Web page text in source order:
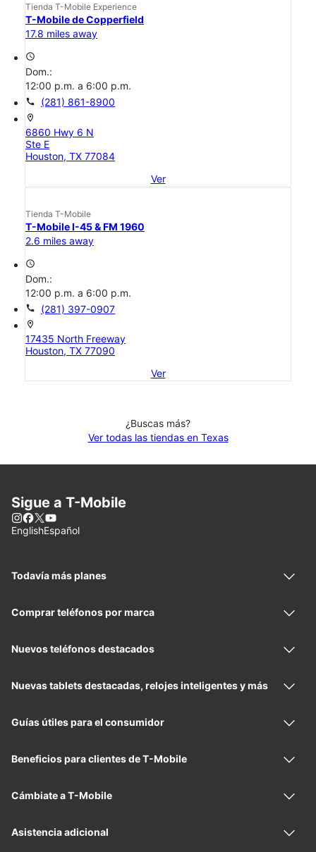
Tienda T-Mobile Experience
T-Mobile de Copperfield
17.8 miles away
access_time
Dom.:
12:00 p.m. a 6:00 p.m.
call (281) 861-8900
location_on
6860 Hwy 6 N
Ste E
Houston, TX 77084
Ver
Tienda T-Mobile
T-Mobile I-45 & FM 1960
2.6 miles away
access_time
Dom.:
12:00 p.m. a 6:00 p.m.
call (281) 397-0907
location_on
17435 North Freeway
Houston, TX 77090
Ver
¿Buscas más?
Ver todas las tiendas en Texas